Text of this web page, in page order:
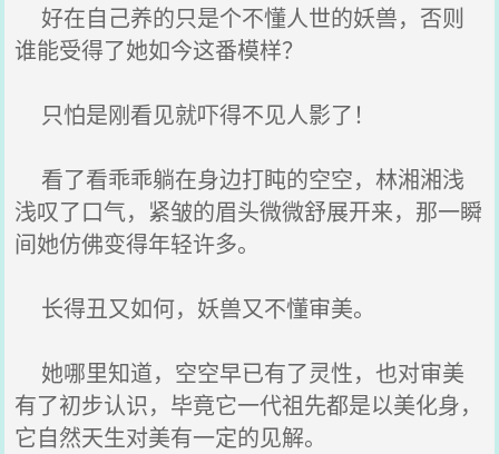
好在自己养的只是个不懂人世的妖兽，否则
谁能受得了她如今这番模样？
只怕是刚看见就吓得不见人影了！
看了看乖乖躺在身边打盹的空空，林湘湘浅
浅叹了口气，紧皱的眉头微微舒展开来，那一瞬
间她仿佛变得年轻许多。
长得丑又如何，妖兽又不懂审美。
她哪里知道，空空早已有了灵性，也对审美
有了初步认识，毕竟它一代祖先都是以美化身，
它自然天生对美有一定的见解。